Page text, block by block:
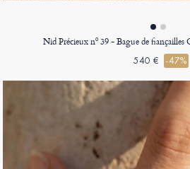
Nid Précieux nº 39 - Bague de
540 € -47%